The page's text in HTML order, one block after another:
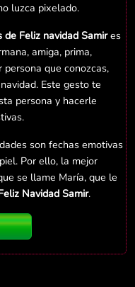
luzca pixelado.
de Feliz navidad Samires
amiga, prima,
que conozcas,
Este gesto te
persona y hacerle
son fechas emotivas
Por ello, la mejor
se llame María, que le
Navidad Samir.